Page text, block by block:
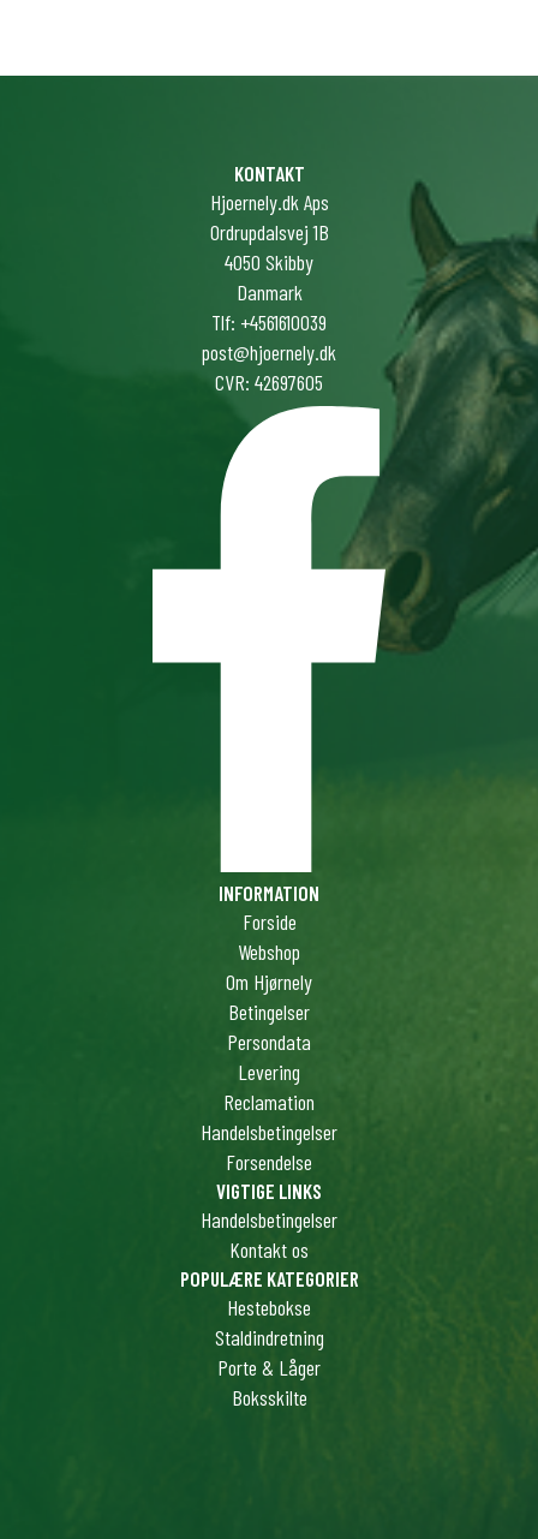
KONTAKT
Hjoernely.dk Aps
Ordrupdalsvej 1B
4050 Skibby
Danmark
Tlf: +4561610039
post@hjoernely.dk
CVR: 42697605
INFORMATION
Forside
Webshop
Om Hjørnely
Betingelser
Persondata
Levering
Reclamation
Handelsbetingelser
Forsendelse
VIGTIGE LINKS
Handelsbetingelser
Kontakt os
POPULÆRE KATEGORIER
Hestebokse
Staldindretning
Porte & Låger
Boksskilte